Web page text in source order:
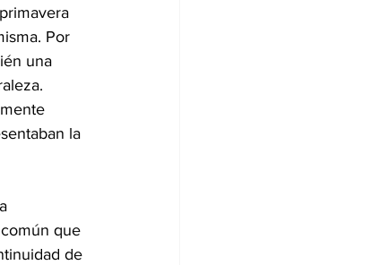
Por
una
la
que
de